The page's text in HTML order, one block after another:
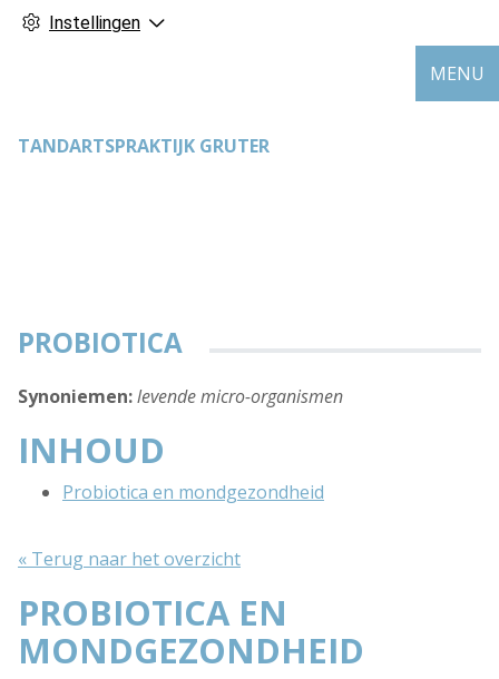
Instellingen
TANDARTSPRAKTIJK GRUTER
MENU
PROBIOTICA
Synoniemen:levende micro-organismen
INHOUD
Probiotica en mondgezondheid
« Terug naar het overzicht
PROBIOTICA EN
MONDGEZONDHEID